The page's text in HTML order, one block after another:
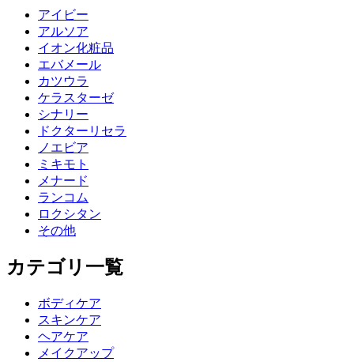
アイビー
アルソア
イオン化粧品
エバメール
カツウラ
ケラスターゼ
シナリー
ドクターリセラ
ノエビア
ミキモト
メナード
ランコム
ロクシタン
その他
カテゴリ一覧
ボディケア
スキンケア
ヘアケア
メイクアップ